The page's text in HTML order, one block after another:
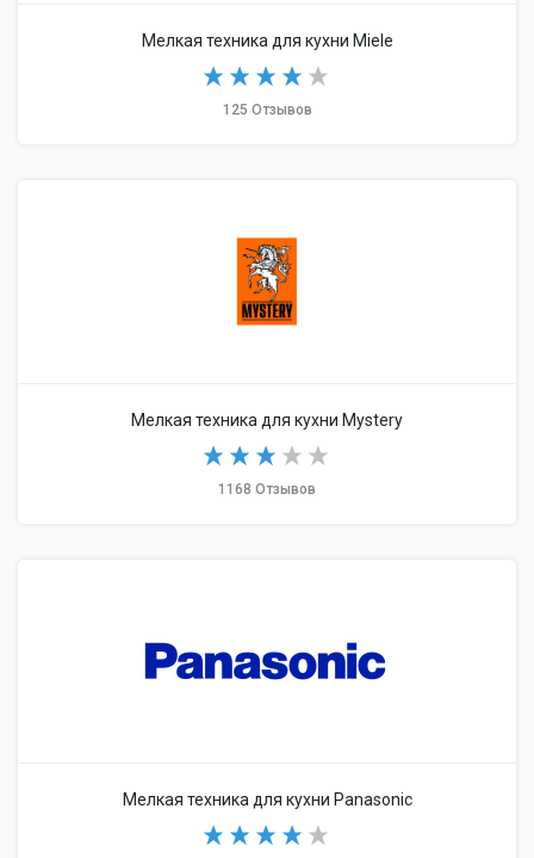
Мелкая техника для кухни Miele
125 Отзывов
Мелкая техника для кухни Mystery
1168 Отзывов
Мелкая техника для кухни Panasonic